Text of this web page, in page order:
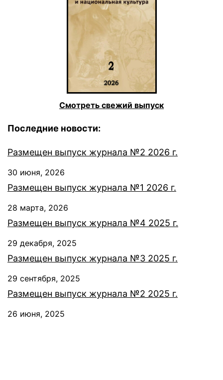
Смотреть свежий выпуск
Последние новости:
Размещен выпуск журнала №2 2026 г.
30 июня, 2026
Размещен выпуск журнала №1 2026 г.
28 марта, 2026
Размещен выпуск журнала №4 2025 г.
29 декабря, 2025
Размещен выпуск журнала №3 2025 г.
29 сентября, 2025
Размещен выпуск журнала №2 2025 г.
26 июня, 2025